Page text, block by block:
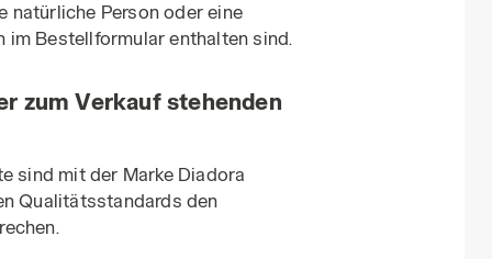
natürliche Person oder eine
im Bestellformular enthalten sind.
zum Verkauf stehenden
sind mit der Marke Diadora
Qualitätsstandards den